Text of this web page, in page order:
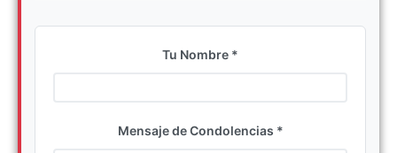
Tu Nombre *
Mensaje de Condolencias *